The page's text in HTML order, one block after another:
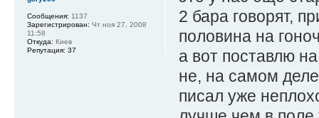
2 бара говорят,
половина на
а вот поставлю
не, на самом
писал уже
Сообщения: 1137
Зарегистрирован: Чт ноя 27, 2008
11:58
Откуда: Киев
Репутация: 37